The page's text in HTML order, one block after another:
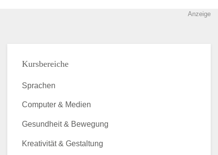
Anzeige
Kursbereiche
Sprachen
Computer & Medien
Gesundheit & Bewegung
Kreativität & Gestaltung